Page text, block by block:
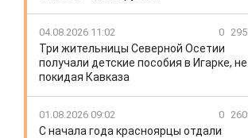
04.08.2026 11:02 0 295
Три жительницы Северной Осетии
получали детские пособия в Игарке, не
покидая Кавказа
01.08.2026 09:02 0 260
С начала года красноярцы отдали